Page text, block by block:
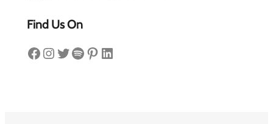
Find Us On
Facebook Instagram Twitter Spotify Pinterest LinkedIn